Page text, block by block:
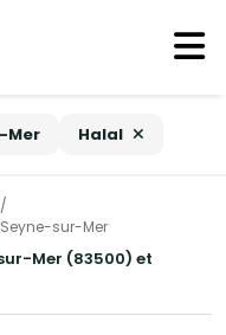
Mer Halal
sur-Mer
Mer (83500) et